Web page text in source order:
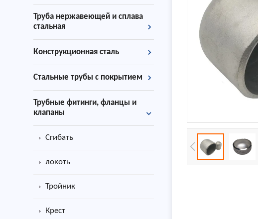
Труба нержавеющей и сплава
стальная
Конструкционная сталь
Стальные трубы с покрытием
Трубные фитинги, фланцы и
клапаны
Сгибать
локоть
Тройник
Крест